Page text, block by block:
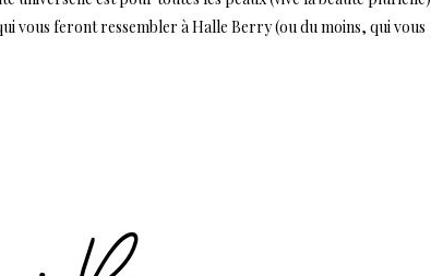
vous feront ressembler à Halle Berry (ou du moins, qui vous